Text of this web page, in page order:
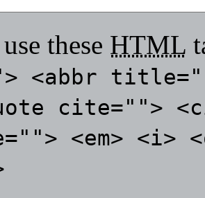
these HTML
<abbr
cite="">
<em> <i>